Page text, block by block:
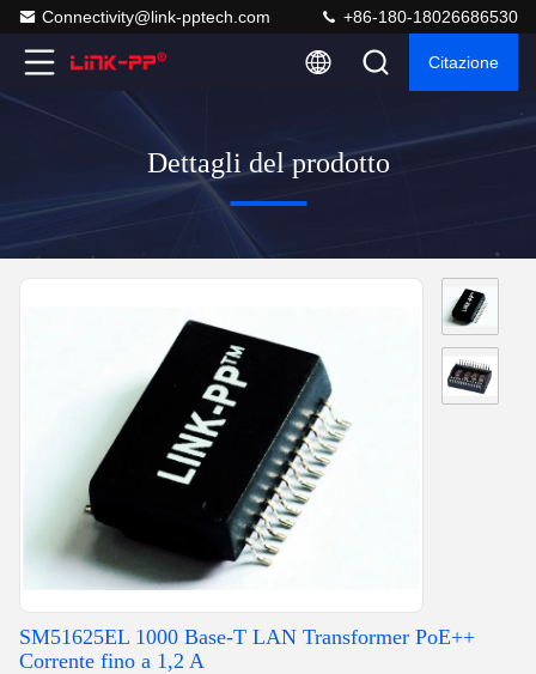
Connectivity@link-pptech.com +86-180-18026686530
Citazione
Dettagli del prodotto
SM51625EL 1000 Base-T LAN Transformer PoE++
Corrente fino a 1,2 A